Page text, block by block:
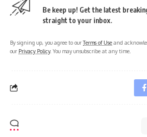
Be keep up! Get the latest
straight to your inbox.
By signing up, you agree to ourTerms of Use and
our Privacy Policy. You may unsubscribe at any time.